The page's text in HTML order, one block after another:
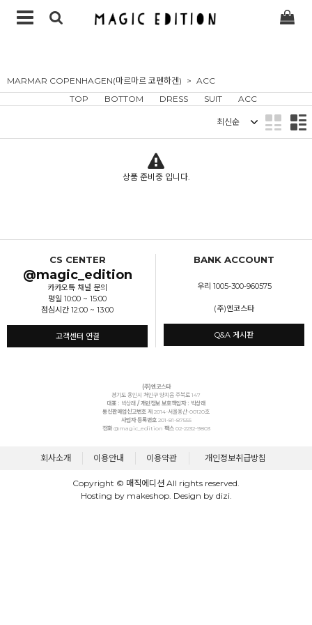
MARMAR COPENHAGEN(마르마르 코펜하겐)
ACC
TOP
BOTTOM DRESS SUIT ACC
상품 준비중 입니다.
CS CENTER
@magic_edition
카카오톡 채널 문의
평일 10:00 ~ 15:00
점심시간 12:00 ~ 13:00
고객센터 연결
BANK ACCOUNT
우리 1005-300-960575
(주)엔코스타
Q&A 게시판
(주)엔코스타
경기도 용인시 처인구 양지읍 주북로 147
대표 : 박상래 / 개인정보 보호책임자 : 박상래
통신판매업신고번호 제 2014-서울용산-00120호
사업자 등록번호201-81-87555
전화@magic_edition 팩스02-2232-9803
회사소개 이용안내 이용약관 개인정보취급방침
Copyright © 매직에디션 All rights reserved.
Hosting by makeshop. Design by dizi.